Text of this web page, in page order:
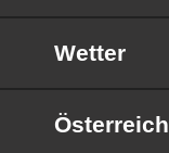
Wetter
Österreich